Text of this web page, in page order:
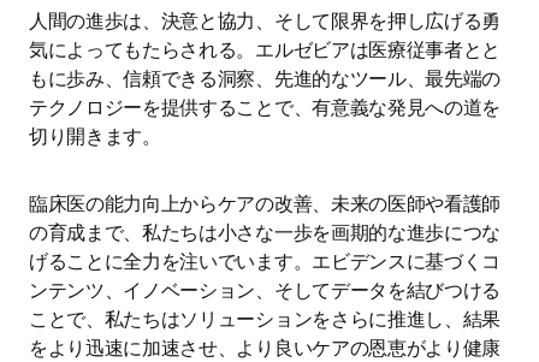
人間の進歩は、決意と協力、そして限界を押し広げる勇
気によってもたらされる。エルゼビアは医療従事者とと
もに歩み、信頼できる洞察、先進的なツール、最先端の
テクノロジーを提供することで、有意義な発見への道を
切り開きます。
臨床医の能力向上からケアの改善、未来の医師や看護師
の育成まで、私たちは小さな一歩を画期的な進歩につな
げることに全力を注いでいます。エビデンスに基づくコ
ンテンツ、イノベーション、そしてデータを結びつける
ことで、私たちはソリューションをさらに推進し、結果
をより迅速に加速させ、より良いケアの恩恵がより健康